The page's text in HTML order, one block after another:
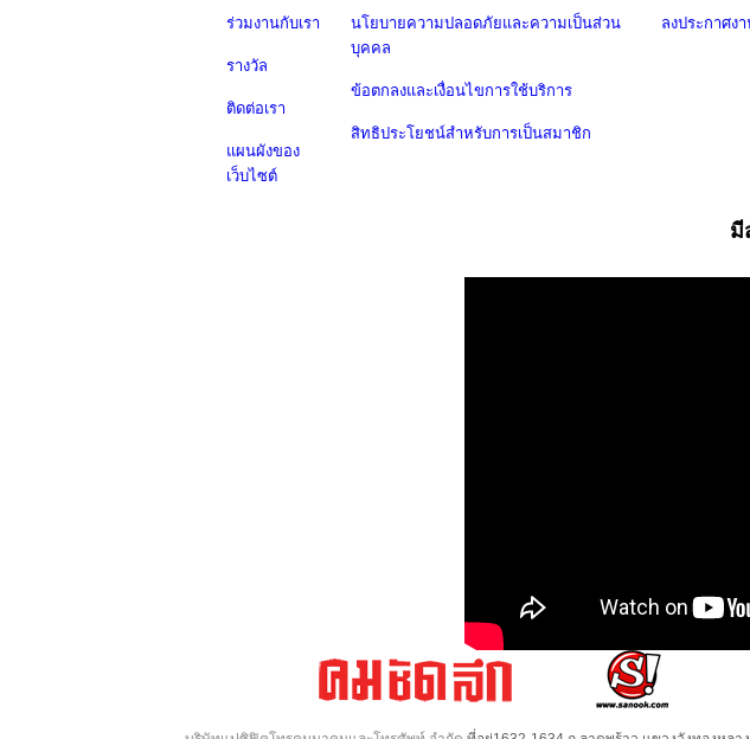
ร่วมงานกับเรา
รางวัล
ติดต่อเรา
แผนผังของ
เว็บไซต์
นโยบายความปลอดภัยและความเป็นส่วน
บุคคล
ข้อตกลงและเงื่อนไขการใช้บริการ
สิทธิประโยชน์สำหรับการเป็นสมาชิก
ลงประกาศง
มี